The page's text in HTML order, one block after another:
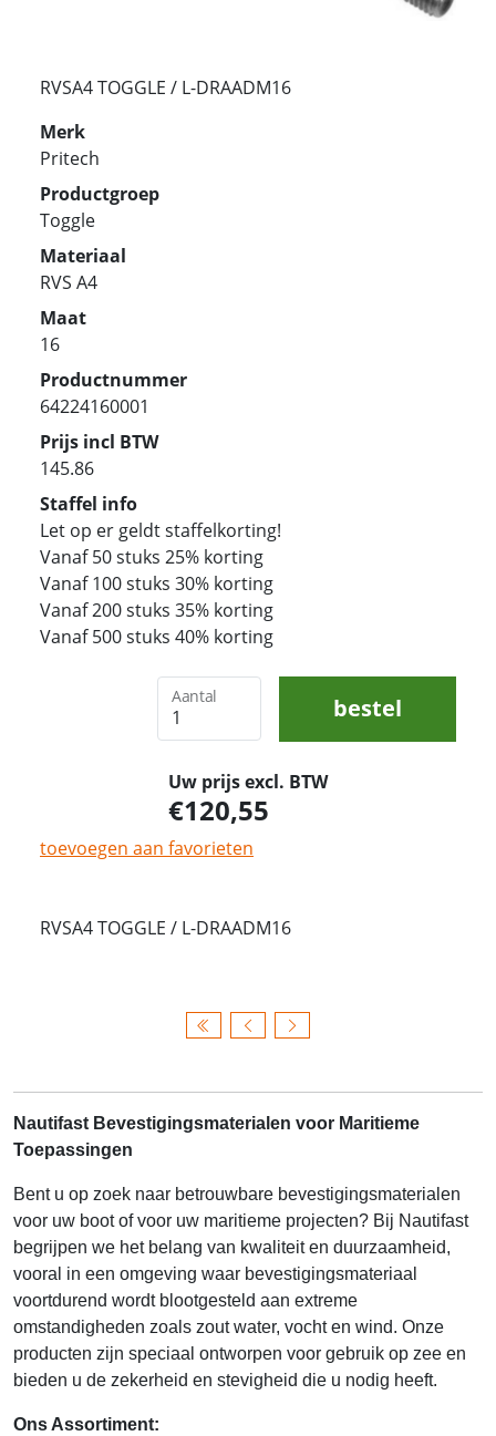
RVSA4 TOGGLE / L-DRAADM16
Merk
Pritech
Productgroep
Toggle
Materiaal
RVS A4
Maat
16
Productnummer
64224160001
Prijs incl BTW
145.86
Staffel info
Let op er geldt staffelkorting!
Vanaf 50 stuks 25% korting
Vanaf 100 stuks 30% korting
Vanaf 200 stuks 35% korting
Vanaf 500 stuks 40% korting
Aantal bestel
Uw prijs excl. BTW
120,55
toevoegen aan favorieten
RVSA4 TOGGLE / L-DRAADM16
Nautifast Bevestigingsmaterialen voor Maritieme
Toepassingen
Bent u op zoek naar betrouwbare bevestigingsmaterialen
voor uw boot of voor uw maritieme projecten? Bij Nautifast
begrijpen we het belang van kwaliteit en duurzaamheid,
vooral in een omgeving waar bevestigingsmateriaal
voortdurend wordt blootgesteld aan extreme
omstandigheden zoals zout water, vocht en wind. Onze
producten zijn speciaal ontworpen voor gebruik op zee en
bieden u de zekerheid en stevigheid die u nodig heeft.
Ons Assortiment: